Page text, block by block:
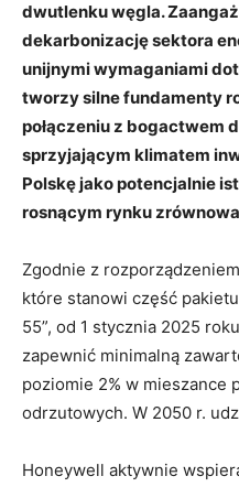
dwutlenku węgla.
dekarbonizację sektora
unijnymi wymaganiami
tworzy silne fundamenty
połączeniu z bogactwem
sprzyjającym klimatem
Polskę jako potencjalnie
rosnącym rynku
Zgodnie z
które stanowi część
55”, od 1 stycznia 2025
zapewnić minimalną
poziomie 2% w mieszance
odrzutowych. W 2050 r.
Honeywell aktywnie